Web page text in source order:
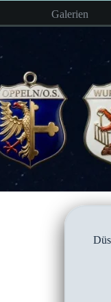
springen
Galerien